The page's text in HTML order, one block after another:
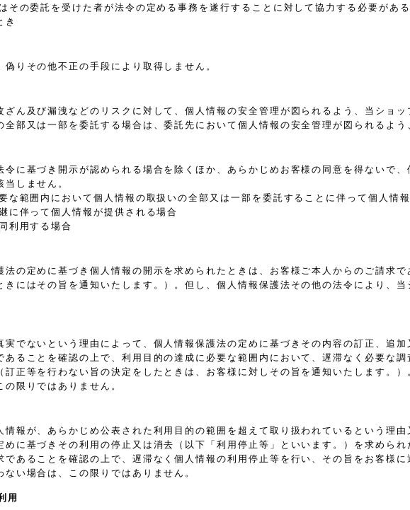
その委託を受けた者が法令の定める事務を遂行することに対して協力する必要があ
き
りその他不正の手段により取得しません。
ん及び漏洩などのリスクに対して、個人情報の安全管理が図られるよう、当ショ
部又は一部を委託する場合は、委託先において個人情報の安全管理が図られるよう
に基づき開示が認められる場合を除くほか、あらかじめお客様の同意を得ないで
しません。
な範囲内において個人情報の取扱いの全部又は一部を委託することに伴って個人情
に伴って個人情報が提供される場合
利用する場合
の定めに基づき個人情報の開示を求められたときは、お客様ご本人からのご請求
にはその旨を通知いたします。）。但し、個人情報保護法その他の法令により、
でないという理由によって、個人情報保護法の定めに基づきその内容の訂正、追
ることを確認の上で、利用目的の達成に必要な範囲内において、遅滞なく必要な
正等を行わない旨の決定をしたときは、お客様に対しその旨を通知いたします。
限りではありません。
報が、あらかじめ公表された利用目的の範囲を超えて取り扱われているという理
に基づきその利用の停止又は消去（以下「利用停止等」といいます。）を求めら
あることを確認の上で、遅滞なく個人情報の利用停止等を行い、その旨をお客様
い場合は、この限りではありません。
用